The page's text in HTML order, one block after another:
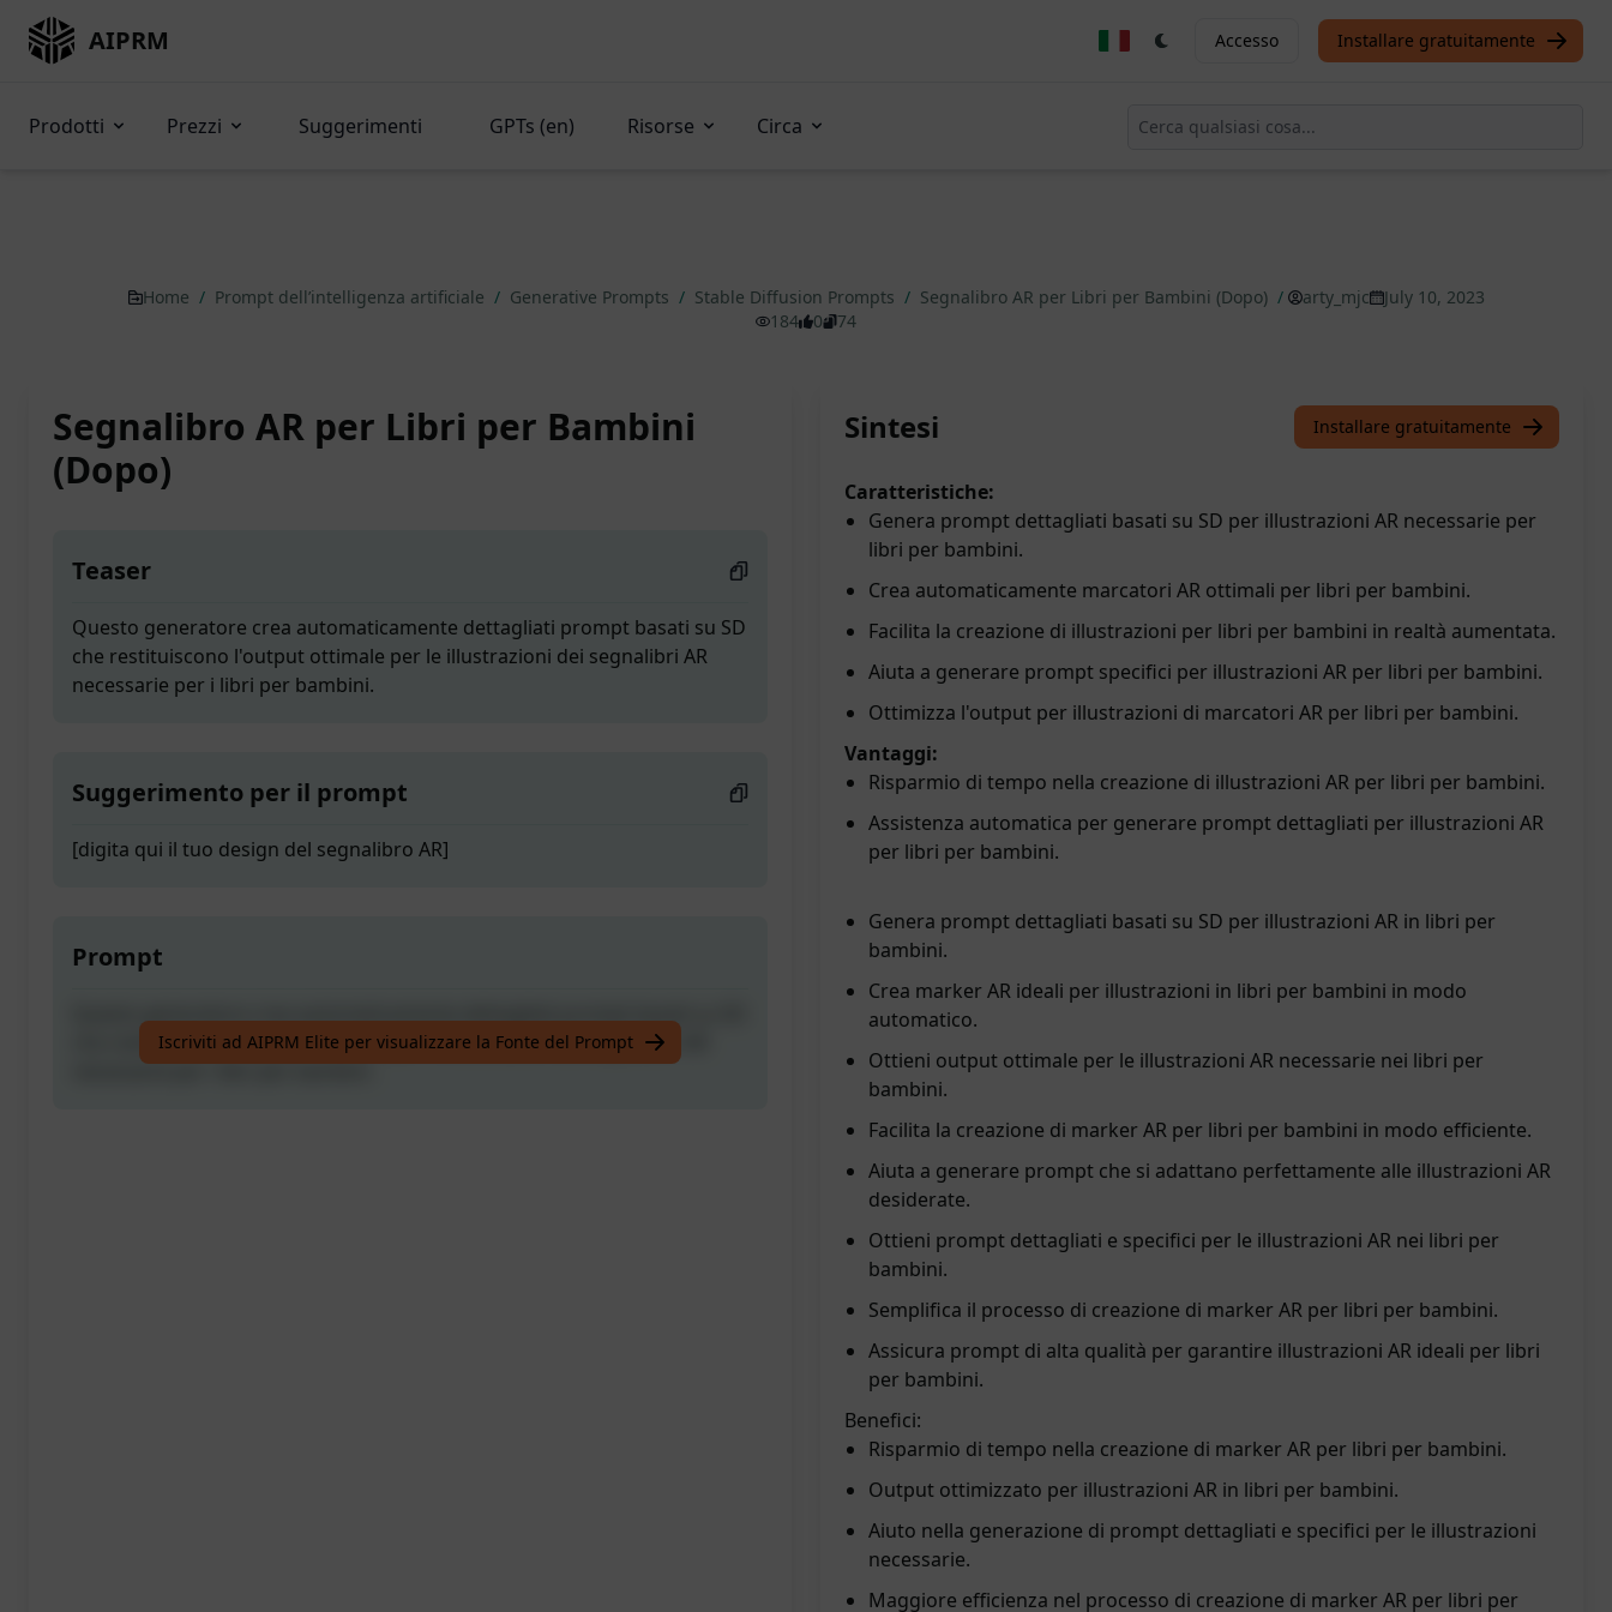
AIPRM Accesso Installare gratuitamente
Prodotti Prezzi Suggerimenti GPTs (en) Risorse Circa
Home / Prompt dell’intelligenza artificiale / Generative Prompts / Stable Diffusion Prompts / Segnalibro AR per Libri per Bambini (Dopo) / arty_mjc
July 10, 2023
184
0 74
Segnalibro AR per Libri per Bambini
(Dopo)
Teaser
Questo generatore crea automaticamente dettagliati prompt basati su SD
che restituiscono l'output ottimale per le illustrazioni dei segnalibri AR
necessarie per i libri per bambini.
Suggerimento per il prompt
[digita qui il tuo design del segnalibro AR]
Prompt
che restituiscono l'output ottimale per le illustrazioni dei segnalibri AR
necessarie per i libri per bambini.
Iscriviti ad AIPRM Elite per visualizzare la Fonte del Prompt
Sintesi Installare gratuitamente
Caratteristiche:
Genera prompt dettagliati basati su SD per illustrazioni AR necessarie per
libri per bambini.
Crea automaticamente marcatori AR ottimali per libri per bambini.
Facilita la creazione di illustrazioni per libri per bambini in realtà aumentata.
Aiuta a generare prompt specifici per illustrazioni AR per libri per bambini.
Ottimizza l'output per illustrazioni di marcatori AR per libri per bambini.
Vantaggi:
Risparmio di tempo nella creazione di illustrazioni AR per libri per bambini.
Assistenza automatica per generare prompt dettagliati per illustrazioni AR
per libri per bambini.
Genera prompt dettagliati basati su SD per illustrazioni AR in libri per
bambini.
Crea marker AR ideali per illustrazioni in libri per bambini in modo
automatico.
Ottieni output ottimale per le illustrazioni AR necessarie nei libri per
bambini.
Facilita la creazione di marker AR per libri per bambini in modo efficiente.
Aiuta a generare prompt che si adattano perfettamente alle illustrazioni AR
desiderate.
Ottieni prompt dettagliati e specifici per le illustrazioni AR nei libri per
bambini.
Semplifica il processo di creazione di marker AR per libri per bambini.
Assicura prompt di alta qualità per garantire illustrazioni AR ideali per libri
per bambini.
Benefici:
Risparmio di tempo nella creazione di marker AR per libri per bambini.
Output ottimizzato per illustrazioni AR in libri per bambini.
Aiuto nella generazione di prompt dettagliati e specifici per le illustrazioni
necessarie.
Maggiore efficienza nel processo di creazione di marker AR per libri per